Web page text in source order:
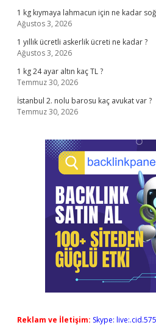
1 kg kıymaya lahmacun için ne kadar
Ağustos 3, 2026
1 yıllık ücretli askerlik ücreti ne kadar ?
Ağustos 3, 2026
1 kg 24 ayar altın kaç TL ?
Temmuz 30, 2026
İstanbul 2. nolu barosu kaç avukat var ?
Temmuz 30, 2026
Reklam ve İletişim: Skype: